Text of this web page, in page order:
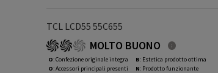
TCL LCD55 55C655
MOLTO BUONO
O: Confezione originale integra
O: Accessori principali presenti
B: Estetica prodotto ottima
N: Prodotto funzionante